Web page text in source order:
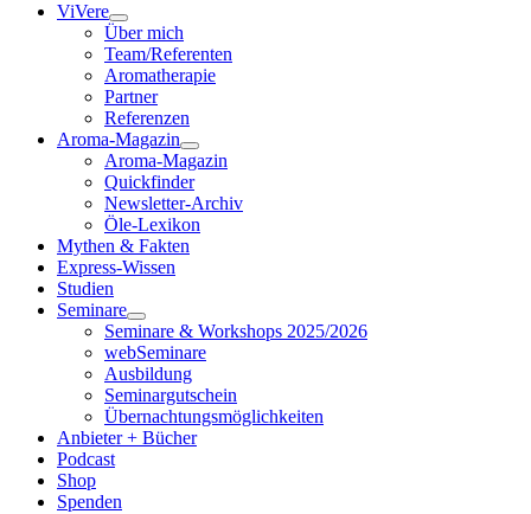
ViVere
Über mich
Team/Referenten
Aromatherapie
Partner
Referenzen
Aroma-Magazin
Aroma-Magazin
Quickfinder
Newsletter-Archiv
Öle-Lexikon
Mythen & Fakten
Express-Wissen
Studien
Seminare
Seminare & Workshops 2025/2026
webSeminare
Ausbildung
Seminargutschein
Übernachtungsmöglichkeiten
Anbieter + Bücher
Podcast
Shop
Spenden